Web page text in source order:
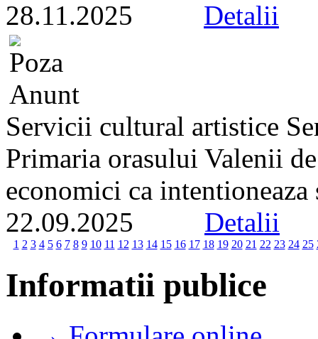
28.11.2025 Detalii
Servicii cultural artistice
Primaria orasului Valenii
economici ca
22.09.2025 Detalii
1 2 3 4 5 6 7 8 9 10 11 12 13 14 15 16 17 18 19 20 21 22 23 24 25
Informatii publice